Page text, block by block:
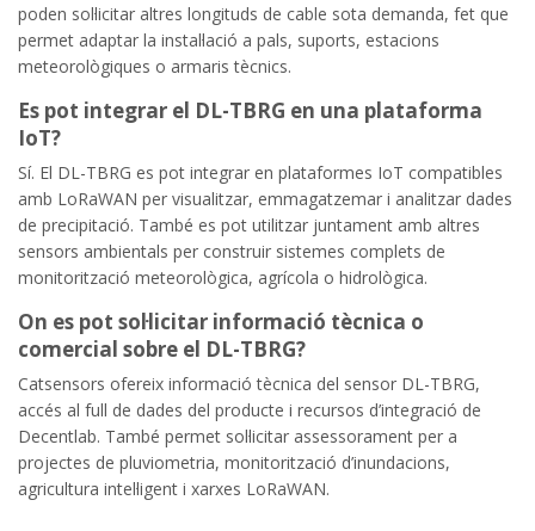
poden sol·licitar altres longituds de cable sota demanda, fet que
permet adaptar la instal·lació a pals, suports, estacions
meteorològiques o armaris tècnics.
Es pot integrar el DL-TBRG en una plataforma
IoT?
Sí. El DL-TBRG es pot integrar en plataformes IoT compatibles
amb LoRaWAN per visualitzar, emmagatzemar i analitzar dades
de precipitació. També es pot utilitzar juntament amb altres
sensors ambientals per construir sistemes complets de
monitorització meteorològica, agrícola o hidrològica.
On es pot sol·licitar informació tècnica o
comercial sobre el DL-TBRG?
Catsensors ofereix informació tècnica del sensor DL-TBRG,
accés al full de dades del producte i recursos d’integració de
Decentlab. També permet sol·licitar assessorament per a
projectes de pluviometria, monitorització d’inundacions,
agricultura intel·ligent i xarxes LoRaWAN.